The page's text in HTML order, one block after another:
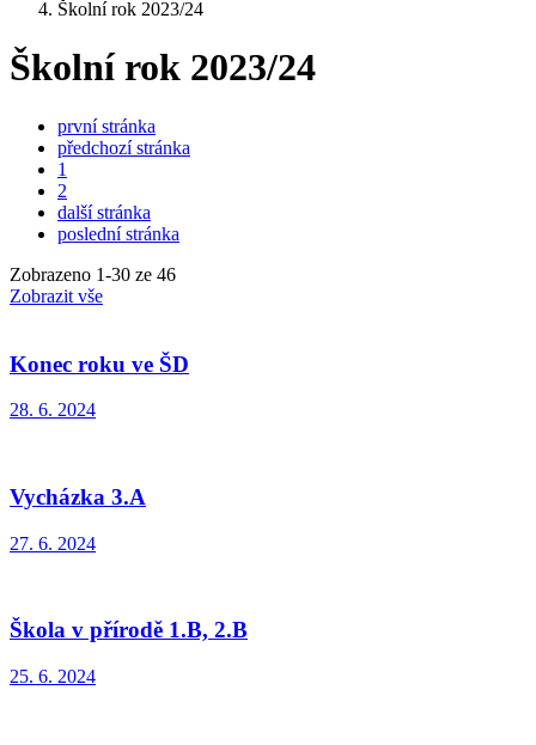
Školní rok 2023/24
Školní rok 2023/24
první stránka
předchozí stránka
1
2
další stránka
poslední stránka
Zobrazeno 1-30 ze 46
Zobrazit vše
Konec roku ve ŠD
28. 6. 2024
Vycházka 3.A
27. 6. 2024
Škola v přírodě 1.B, 2.B
25. 6. 2024